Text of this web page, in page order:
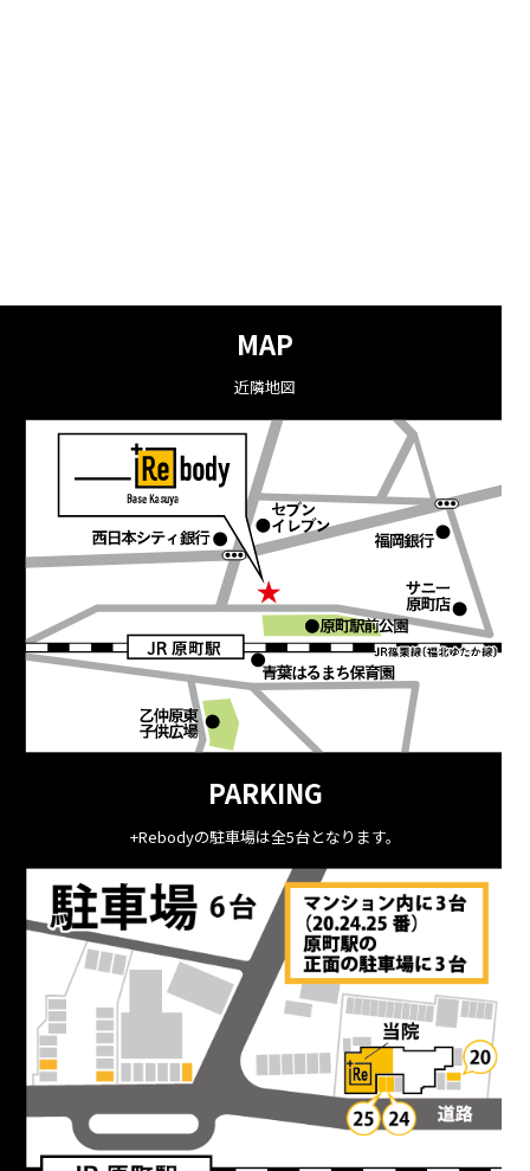
MAP
近隣地図
PARKING
+Rebodyの駐車場は全5台となります。